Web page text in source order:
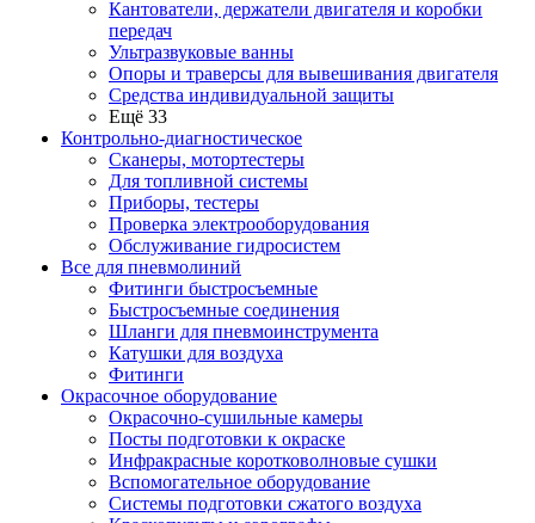
Кантователи, держатели двигателя и коробки
передач
Ультразвуковые ванны
Опоры и траверсы для вывешивания двигателя
Средства индивидуальной защиты
Ещё 33
Контрольно-диагностическое
Сканеры, мотортестеры
Для топливной системы
Приборы, тестеры
Проверка электрооборудования
Обслуживание гидросистем
Все для пневмолиний
Фитинги быстросъемные
Быстросъемные соединения
Шланги для пневмоинструмента
Катушки для воздуха
Фитинги
Окрасочное оборудование
Окрасочно-сушильные камеры
Посты подготовки к окраске
Инфракрасные коротковолновые сушки
Вспомогательное оборудование
Системы подготовки сжатого воздуха